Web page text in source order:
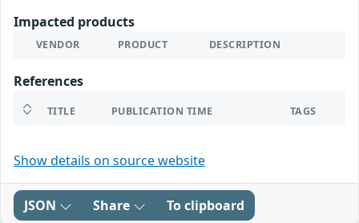
Impacted products
VENDOR PRODUCT DESCRIPTION
References
TITLE PUBLICATION TIME TAGS
Show details on source website
JSON Share To clipboard